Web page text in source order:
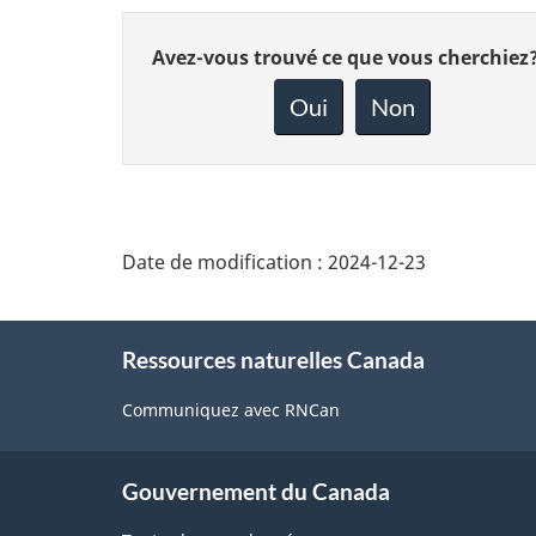
Donnez
Avez-vous trouvé ce que vous
Oui Non
Date de modification : 2024-12-23
Ressources naturelles Canada
Communiquez avec RNCan
Gouvernement du Canada